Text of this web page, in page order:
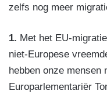
zelfs nog meer
1. Met het EU-
niet-Europese
hebben onze mensen
Europarlementariër